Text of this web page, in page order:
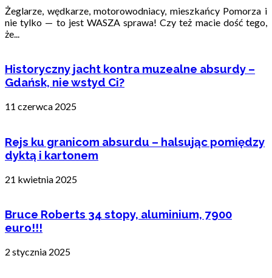
Żeglarze, wędkarze, motorowodniacy, mieszkańcy Pomorza i
nie tylko — to jest WASZA sprawa! Czy też macie dość tego,
że...
Historyczny jacht kontra muzealne absurdy –
Gdańsk, nie wstyd Ci?
11 czerwca 2025
Rejs ku granicom absurdu – halsując pomiędzy
dyktą i kartonem
21 kwietnia 2025
Bruce Roberts 34 stopy, aluminium, 7900
euro!!!
2 stycznia 2025